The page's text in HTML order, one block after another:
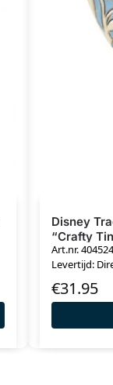
Disney
“Crafty
Art.nr.
Levertijd:
€31.95